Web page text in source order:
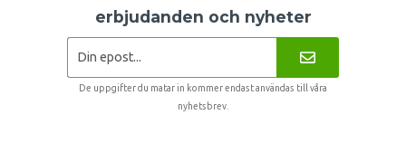
erbjudanden och nyheter
De uppgifter du matar in kommer endast användas till våra
nyhetsbrev.